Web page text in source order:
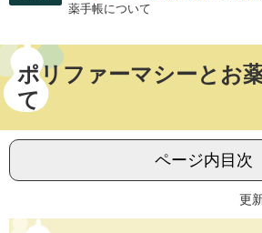
薬手帳について
ポリファーマシーとお
て
ページ内目次
更